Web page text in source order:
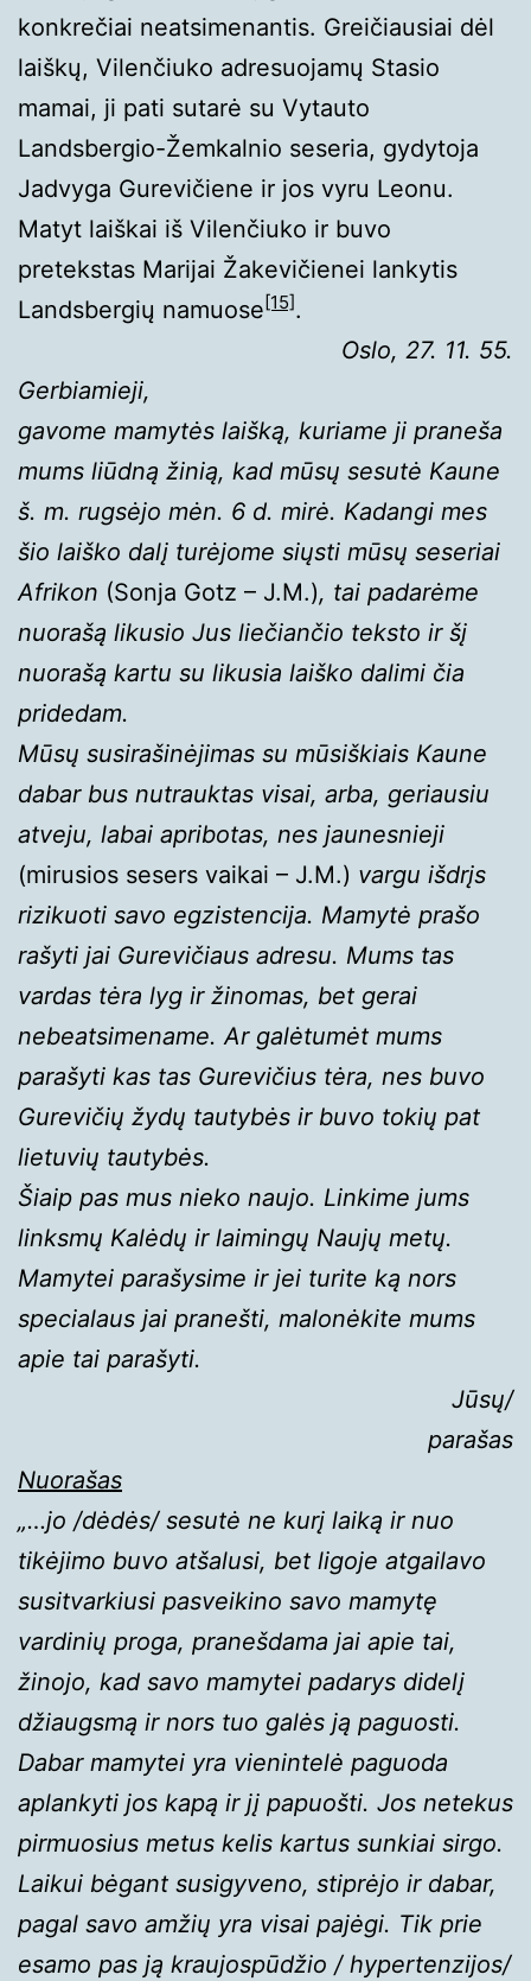
konkrečiai neatsimenantis. Greičiausiai dėl
laiškų, Vilenčiuko adresuojamų Stasio
mamai, ji pati sutarė su Vytauto
Landsbergio-Žemkalnio seseria, gydytoja
Jadvyga Gurevičiene ir jos vyru Leonu.
Matyt laiškai iš Vilenčiuko ir buvo
pretekstas Marijai Žakevičienei lankytis
Landsbergių namuose[15].
Oslo, 27. 11. 55.
Gerbiamieji,
gavome mamytės laišką, kuriame ji praneša
mums liūdną žinią, kad mūsų sesutė Kaune
š. m. rugsėjo mėn. 6 d. mirė. Kadangi mes
šio laiško dalį turėjome siųsti mūsų seseriai
Afrikon (Sonja Gotz – J.M.), tai padarėme
nuorašą likusio Jus liečiančio teksto ir šį
nuorašą kartu su likusia laiško dalimi čia
pridedam.
Mūsų susirašinėjimas su mūsiškiais Kaune
dabar bus nutrauktas visai, arba, geriausiu
atveju, labai apribotas, nes jaunesnieji
(mirusios sesers vaikai – J.M.) vargu išdrįs
rizikuoti savo egzistencija. Mamytė prašo
rašyti jai Gurevičiaus adresu. Mums tas
vardas tėra lyg ir žinomas, bet gerai
nebeatsimename. Ar galėtumėt mums
parašyti kas tas Gurevičius tėra, nes buvo
Gurevičių žydų tautybės ir buvo tokių pat
lietuvių tautybės.
Šiaip pas mus nieko naujo. Linkime jums
linksmų Kalėdų ir laimingų Naujų metų.
Mamytei parašysime ir jei turite ką nors
specialaus jai pranešti, malonėkite mums
apie tai parašyti.
Jūsų/
parašas
Nuorašas
„…jo /dėdės/ sesutė ne kurį laiką ir nuo
tikėjimo buvo atšalusi, bet ligoje atgailavo
susitvarkiusi pasveikino savo mamytę
vardinių proga, pranešdama jai apie tai,
žinojo, kad savo mamytei padarys didelį
džiaugsmą ir nors tuo galės ją paguosti.
Dabar mamytei yra vienintelė paguoda
aplankyti jos kapą ir jį papuošti. Jos netekus
pirmuosius metus kelis kartus sunkiai sirgo.
Laikui bėgant susigyveno, stiprėjo ir dabar,
pagal savo amžių yra visai pajėgi. Tik prie
esamo pas ją kraujospūdžio / hypertenzijos/